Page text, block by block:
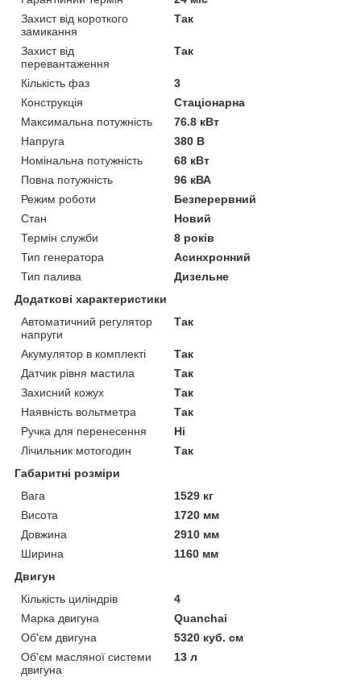
Захист від короткого
замикання
Так
Захист від
перевантаження
Так
Кількість фаз
3
Конструкція
Стаціонарна
Максимальна потужність
76.8 кВт
Напруга
380 В
Номінальна потужність
68 кВт
Повна потужність
96 кВА
Режим роботи
Безперервний
Стан
Новий
Термін служби
8 років
Тип генератора
Асинхронний
Тип палива
Дизельне
Додаткові характеристики
Автоматичний регулятор
напруги
Так
Акумулятор в комплекті
Так
Датчик рівня мастила
Так
Захисний кожух
Так
Наявність вольтметра
Так
Ручка для перенесення
Ні
Лічильник мотогодин
Так
Габаритні розміри
Вага
1529 кг
Висота
1720 мм
Довжина
2910 мм
Ширина
1160 мм
Двигун
Кількість циліндрів
4
Марка двигуна
Quanchai
Об'єм двигуна
5320 куб. см
Об'єм масляної системи
двигуна
13 л